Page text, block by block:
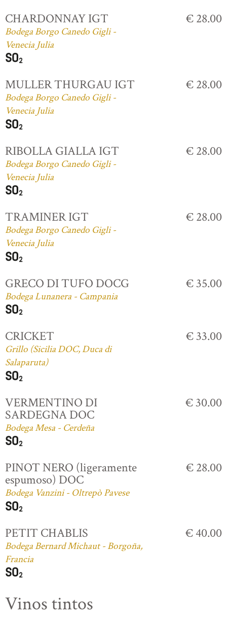
CHARDONNAY IGT
Bodega Borgo Canedo Gigli -
Venecia Julia
€ 28.00
MULLER THURGAU IGT
Bodega Borgo Canedo Gigli -
Venecia Julia
€ 28.00
RIBOLLA GIALLA IGT
Bodega Borgo Canedo Gigli -
Venecia Julia
€ 28.00
TRAMINER IGT
Bodega Borgo Canedo Gigli -
Venecia Julia
€ 28.00
GRECO DI TUFO DOCG
Bodega Lunanera - Campania
€ 35.00
CRICKET
Grillo (Sicilia DOC, Duca di
Salaparuta)
€ 33.00
VERMENTINO DI
SARDEGNA DOC
Bodega Mesa - Cerdeña
€ 30.00
PINOT NERO (ligeramente
espumoso) DOC
Bodega Vanzini - Oltrepò Pavese
€ 28.00
PETIT CHABLIS
Bodega Bernard Michaut - Borgoña,
Francia
€ 40.00
Vinos tintos